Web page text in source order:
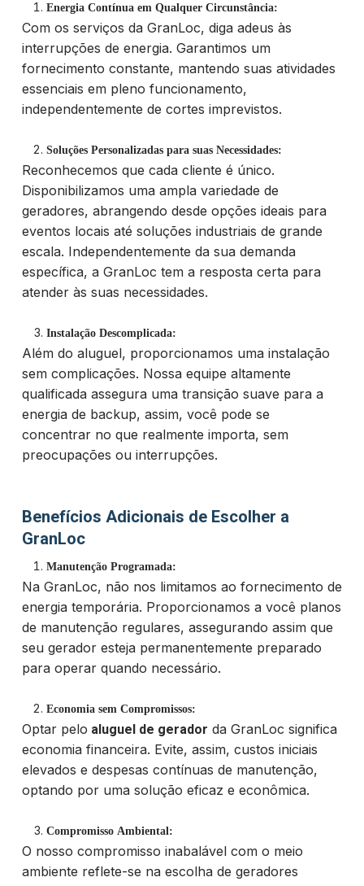
Energia Contínua em Qualquer Circunstância:
Com os serviços da GranLoc, diga adeus às
interrupções de energia. Garantimos um
fornecimento constante, mantendo suas atividades
essenciais em pleno funcionamento,
independentemente de cortes imprevistos.
Soluções Personalizadas para suas Necessidades:
Reconhecemos que cada cliente é único.
Disponibilizamos uma ampla variedade de
geradores, abrangendo desde opções ideais para
eventos locais até soluções industriais de grande
escala. Independentemente da sua demanda
específica, a GranLoc tem a resposta certa para
atender às suas necessidades.
Instalação Descomplicada:
Além do aluguel, proporcionamos uma instalação
sem complicações. Nossa equipe altamente
qualificada assegura uma transição suave para a
energia de backup, assim, você pode se
concentrar no que realmente importa, sem
preocupações ou interrupções.
Benefícios Adicionais de Escolher a
GranLoc
Manutenção Programada:
Na GranLoc, não nos limitamos ao fornecimento de
energia temporária. Proporcionamos a você planos
de manutenção regulares, assegurando assim que
seu gerador esteja permanentemente preparado
para operar quando necessário.
Economia sem Compromissos:
Optar pelo aluguel de gerador da GranLoc significa
economia financeira. Evite, assim, custos iniciais
elevados e despesas contínuas de manutenção,
optando por uma solução eficaz e econômica.
Compromisso Ambiental:
O nosso compromisso inabalável com o meio
ambiente reflete-se na escolha de geradores